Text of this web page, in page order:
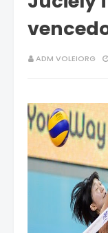
ADM VOLEIORG